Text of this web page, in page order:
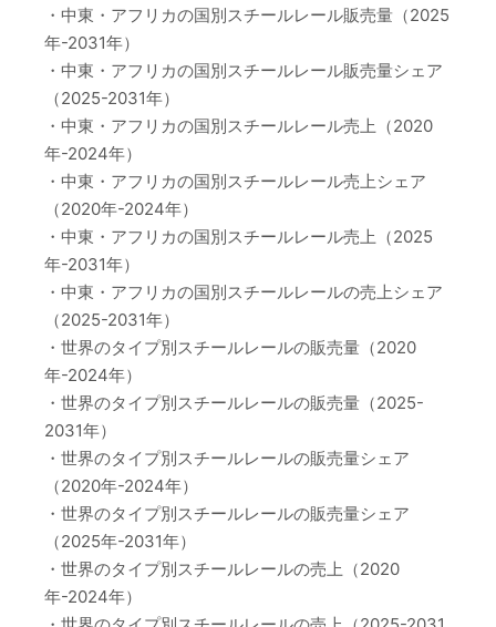
・中東・アフリカの国別スチールレール販売量（2025
年-2031年）
・中東・アフリカの国別スチールレール販売量シェア
（2025-2031年）
・中東・アフリカの国別スチールレール売上（2020
年-2024年）
・中東・アフリカの国別スチールレール売上シェア
（2020年-2024年）
・中東・アフリカの国別スチールレール売上（2025
年-2031年）
・中東・アフリカの国別スチールレールの売上シェア
（2025-2031年）
・世界のタイプ別スチールレールの販売量（2020
年-2024年）
・世界のタイプ別スチールレールの販売量（2025-
2031年）
・世界のタイプ別スチールレールの販売量シェア
（2020年-2024年）
・世界のタイプ別スチールレールの販売量シェア
（2025年-2031年）
・世界のタイプ別スチールレールの売上（2020
年-2024年）